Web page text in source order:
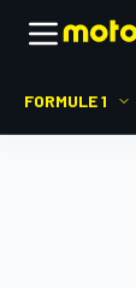
FORMULE 1